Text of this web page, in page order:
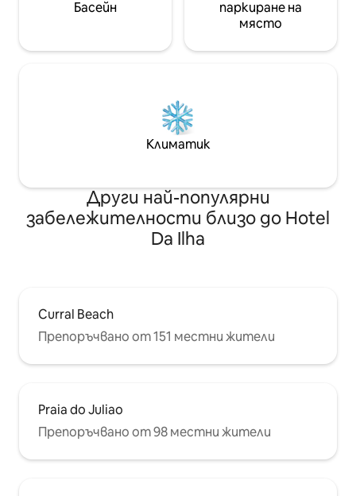
Басейн
паркиране на
място
Климатик
Други най-популярни
забележителности близо до Hotel
Da Ilha
Curral Beach
Препоръчвано от 151 местни жители
Praia do Juliao
Препоръчвано от 98 местни жители